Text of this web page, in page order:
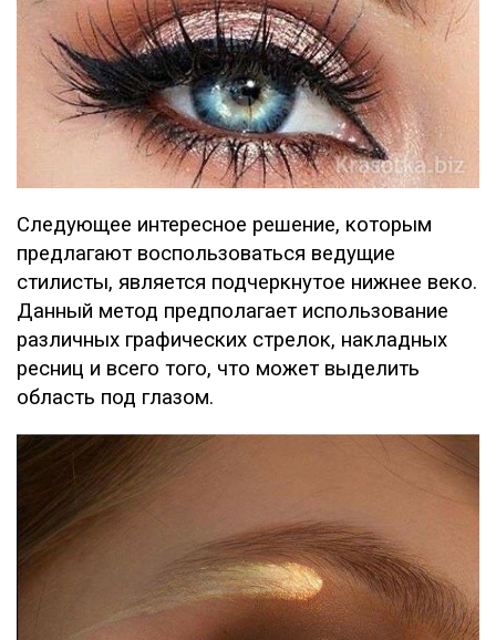
Следующее интересное решение, которым
предлагают воспользоваться ведущие
стилисты, является подчеркнутое нижнее веко.
Данный метод предполагает использование
различных графических стрелок, накладных
ресниц и всего того, что может выделить
область под глазом.